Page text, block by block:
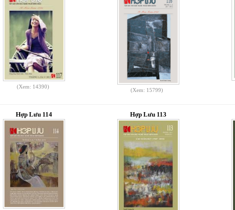
(Xem: 14390)
(Xem: 15799)
Hợp Lưu 114 Hợp Lưu 113